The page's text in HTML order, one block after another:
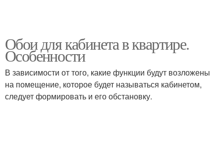
Обои для кабинета в квартире.
Особенности
В зависимости от того, какие функции будут возложены
на помещение, которое будет называться кабинетом,
следует формировать и его обстановку.